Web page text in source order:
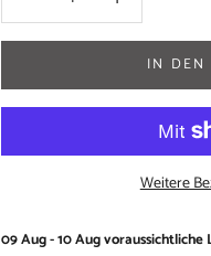
IN DEN
Weitere
09 Aug - 10 Augvoraussichtliche